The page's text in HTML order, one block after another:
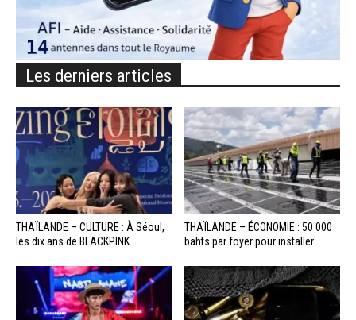
Les derniers articles
THAÏLANDE – CULTURE : À Séoul,
les dix ans de BLACKPINK...
THAÏLANDE – ÉCONOMIE : 50 000
bahts par foyer pour installer...